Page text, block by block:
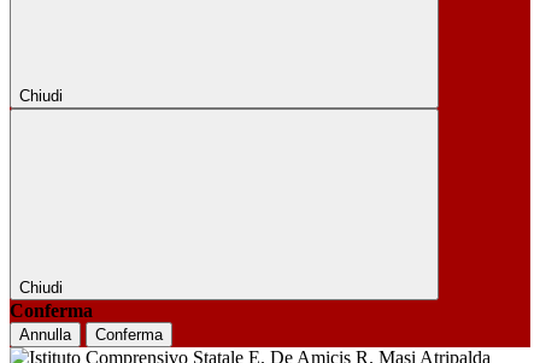
Chiudi
Chiudi
Conferma
Annulla Conferma